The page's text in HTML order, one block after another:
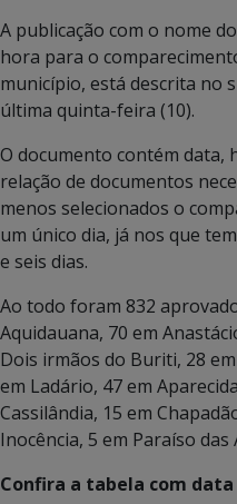
A publicação com o nome
hora para o
município, está descrita no
última quinta-feira (10).
O documento contém data,
relação de documentos
menos selecionados o
um único dia, já nos que
e seis dias.
Ao todo foram 832
Aquidauana, 70 em
Dois irmãos do Buriti, 28
em Ladário, 47 em
Cassilândia, 15 em
Inocência, 5 em Paraíso
Confira a tabela com